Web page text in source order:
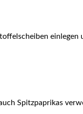
Spitz­pa­pri­kas